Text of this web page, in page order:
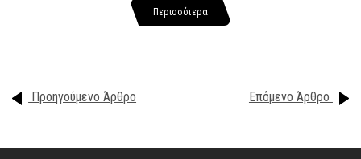
Περισσότερα
Προηγούμενο Άρθρο Επόμενο Άρθρο